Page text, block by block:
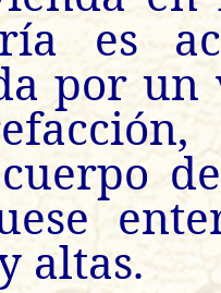
es
por
altas.